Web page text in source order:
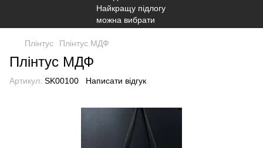
Плінтус Плінтус МДФ
Плінтус МДФ
Артикул: SK00100 Написати відгук